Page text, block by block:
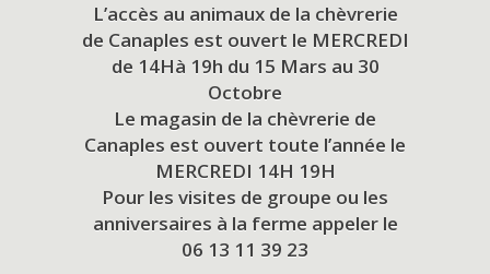
L’accès au animaux de la chèvrerie
de Canaples est ouvert le MERCREDI
de 14Hà 19h du 15 Mars au 30
Octobre
Le magasin de la chèvrerie de
Canaples est ouvert toute l’année le
MERCREDI 14H 19H
Pour les visites de groupe ou les
anniversaires à la ferme appeler le
06 13 11 39 23